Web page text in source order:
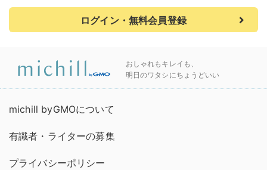
ログイン・無料会員登録
おしゃれもキレイも、
明日のワタシにちょうどいい
michill byGMOについて
有識者・ライターの募集
プライバシーポリシー